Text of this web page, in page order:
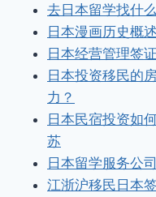
去日本留学找什
日本漫画历史概
日本经营管理签
日本投资移民的
力？
日本民宿投资如
苏
日本留学服务公
江浙沪移民日本